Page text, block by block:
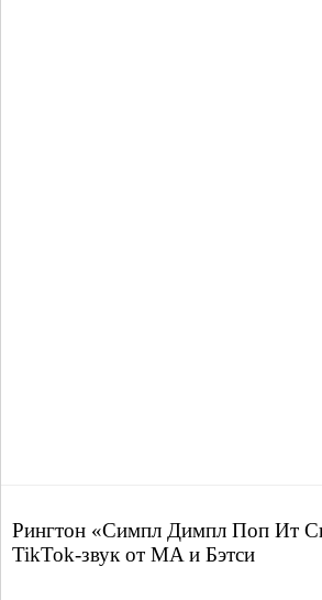
Рингтон «Симпл Димпл Поп Ит
TikTok-звук от MA и Бэтси